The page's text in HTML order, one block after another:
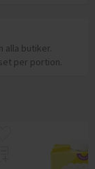
alla butiker.
per portion.